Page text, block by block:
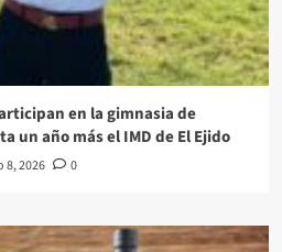
en la gimnasia de
un año más el IMD de El Ejido
8, 2026 0